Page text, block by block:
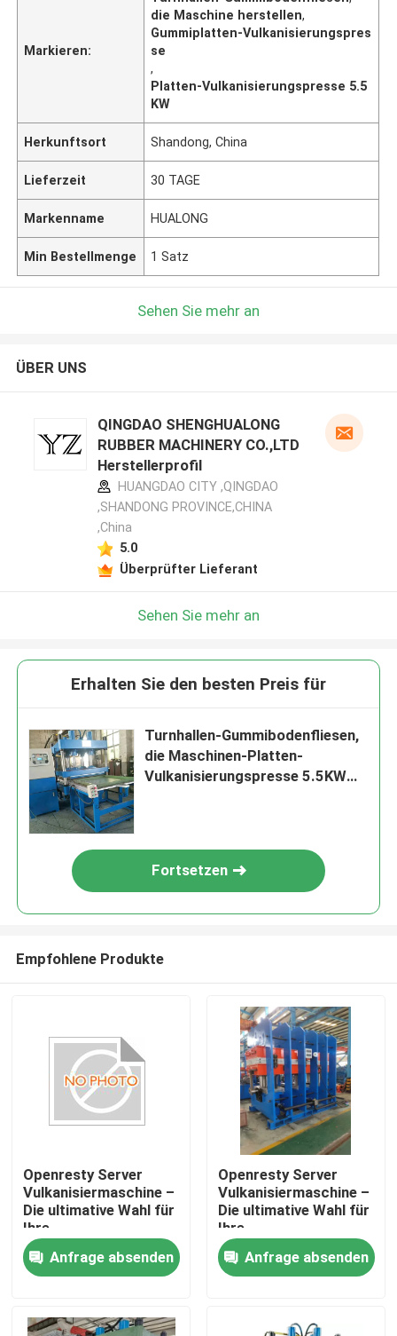
Haus
Produkte
Videos
Markieren:
die Maschine herstellen,
Gummiplatten-Vulkanisierungspres
se
,
Platten-Vulkanisierungspresse 5.5
KW
Herkunftsort Shandong, China
Lieferzeit 30 TAGE
Markenname HUALONG
Min Bestellmenge 1 Satz
Sehen Sie mehr an
ÜBER UNS
QINGDAO SHENGHUALONG
RUBBER MACHINERY CO.,LTD
Herstellerprofil
HUANGDAO CITY ,QINGDAO
,SHANDONG PROVINCE,CHINA
,China
5.0
Überprüfter Lieferant
Sehen Sie mehr an
Erhalten Sie den besten Preis für
Turnhallen-Gummibodenfliesen,
die Maschinen-Platten-
Vulkanisierungspresse 5.5KW
Fortsetzen
Empfohlene Produkte
Openresty Server
Vulkanisiermaschine –
Die ultimative Wahl für
Ihre
Fertigungsanforderungen
Anfrage absenden
Openresty Server
Vulkanisiermaschine –
Die ultimative Wahl für
Ihre
Fertigungsanforderungen
Anfrage absenden